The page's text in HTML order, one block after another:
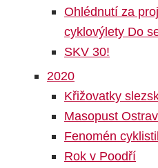
Ohlédnutí za
cyklovýlety Do
SKV 30!
2020
Křižovatky
Masopust
Fenomén
Rok v Poodří